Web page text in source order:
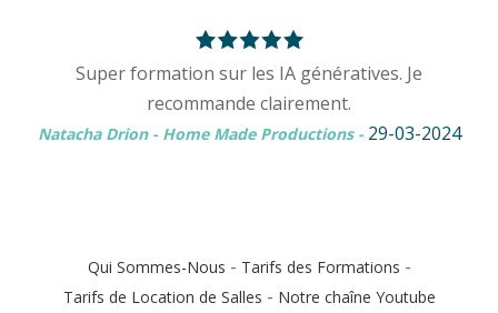
Super formation sur les IA génératives. Je
recommande clairement.
Natacha Drion - Home Made Productions - 29-03-2024
Qui Sommes-Nous - Tarifs des Formations -
Tarifs de Location de Salles - Notre chaîne Youtube